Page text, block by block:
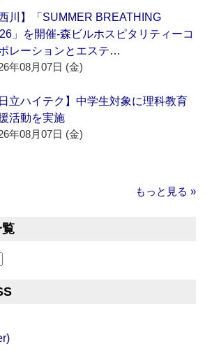
西川】「SUMMER BREATHING
」を開催‐森ビルホスピタリティーコ
レーションとエステ…
年08月07日 (金)
日立ハイテク】中学生対象に理科教育
活動を実施
年08月07日 (金)
もっと見る »